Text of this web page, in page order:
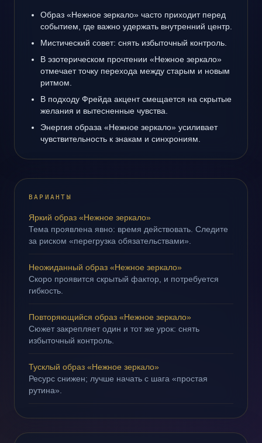
Образ «Нежное зеркало» часто приходит перед
событием, где важно удержать внутренний центр.
Мистический совет: снять избыточный контроль.
В эзотерическом прочтении «Нежное зеркало»
отмечает точку перехода между старым и новым
ритмом.
В подходу Фрейда акцент смещается на скрытые
желания и вытесненные чувства.
Энергия образа «Нежное зеркало» усиливает
чувствительность к знакам и синхрониям.
ВАРИАНТЫ
Яркий образ «Нежное зеркало»
Тема проявлена явно: время действовать. Следите
за риском «перегрузка обязательствами».
Неожиданный образ «Нежное зеркало»
Скоро проявится скрытый фактор, и потребуется
гибкость.
Повторяющийся образ «Нежное зеркало»
Сюжет закрепляет один и тот же урок: снять
избыточный контроль.
Тусклый образ «Нежное зеркало»
Ресурс снижен; лучше начать с шага «простая
рутина».